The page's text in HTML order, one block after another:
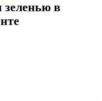
зеленью в